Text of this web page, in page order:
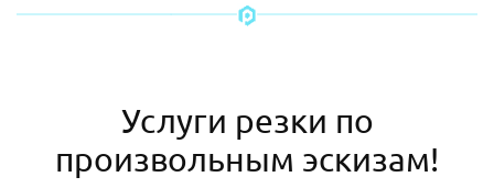
Услуги резки по
произвольным эскизам!